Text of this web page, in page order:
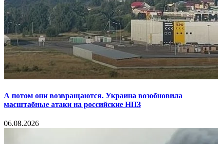
А потом они возвращаются. Украина возобновила
масштабные атаки на российские НПЗ
06.08.2026